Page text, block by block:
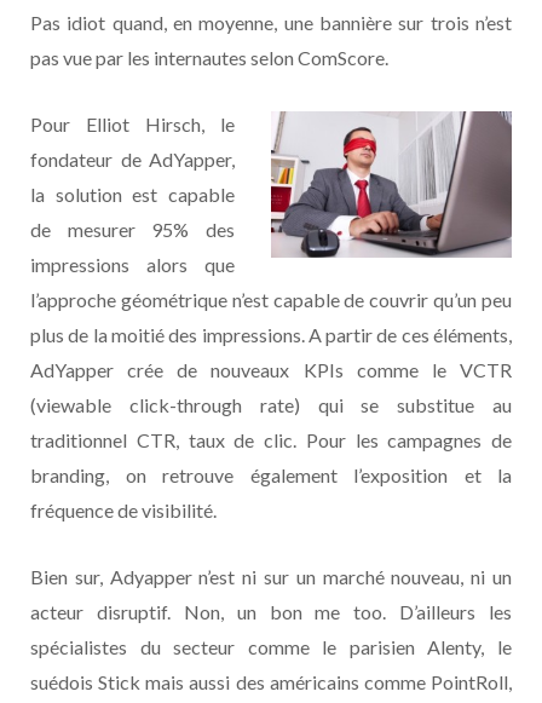
Pas idiot quand, en moyenne, une bannière sur trois n’est
pas vue par les internautes selon ComScore.
Pour Elliot Hirsch, le
fondateur de AdYapper,
la solution est capable
de mesurer 95% des
impressions alors que
l’approche géométrique n’est capable de couvrir qu’un peu
plus de la moitié des impressions. A partir de ces éléments,
AdYapper crée de nouveaux KPIs comme le VCTR
(viewable click-through rate) qui se substitue au
traditionnel CTR, taux de clic. Pour les campagnes de
branding, on retrouve également l’exposition et la
fréquence de visibilité.
Bien sur, Adyapper n’est ni sur un marché nouveau, ni un
acteur disruptif. Non, un bon me too. D’ailleurs les
spécialistes du secteur comme le parisien Alenty, le
suédois Stick mais aussi des américains comme PointRoll,